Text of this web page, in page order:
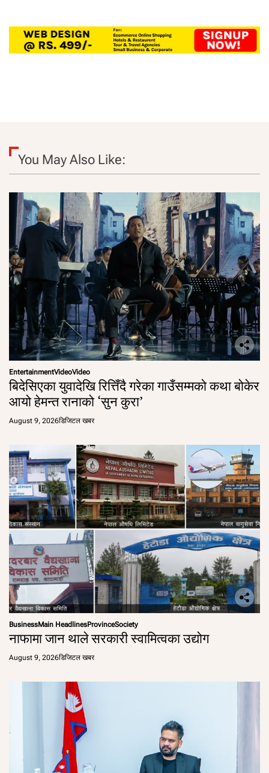
You May Also Like:
EntertainmentVideoVideo
बिदेसिएका युवादेखि रित्तिँदै गरेका गाउँसम्मको कथा बोकेर
आयो हेमन्त रानाको ‘सुन कुरा’
August 9, 2026डिजिटल खबर
BusinessMain HeadlinesProvinceSociety
नाफामा जान थाले सरकारी स्वामित्वका उद्योग
August 9, 2026डिजिटल खबर